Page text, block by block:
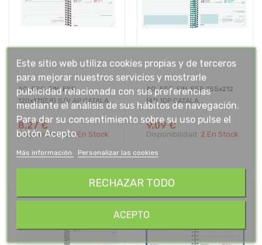
AG. ESC. FIN. ESP.
120x171(E8) S/V AP CATALA...
8,27 €
Disponibilidad:1 En Stock
AG. ESC. FIN. ESP. 155x212
(4º) 1DP CATALA...
9,09 €
Disponibilidad: 2 En Stock
Este sitio web utiliza cookies propias y de terceros
para mejorar nuestros servicios y mostrarle
publicidad relacionada con sus preferencias
mediante el análisis de sus hábitos de navegación.
Para dar su consentimiento sobre su uso pulse el
botón Acepto.
Más información Personalizar las cookies
RECHAZAR TODO
ACEPTO